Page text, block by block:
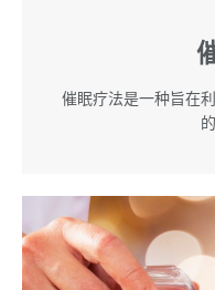
催眠疗法是一种旨在